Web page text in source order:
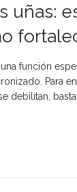
uñas:
función
Para
debilitan,